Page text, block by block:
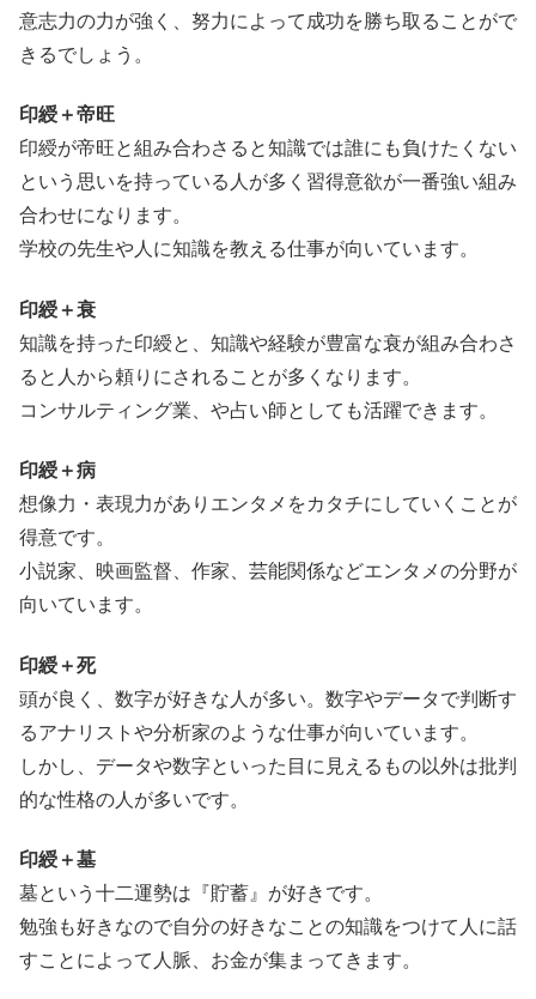
意志力の力が強く、努力によって成功を勝ち取ることがで
きるでしょう。
印綬＋帝旺
印綬が帝旺と組み合わさると知識では誰にも負けたくない
という思いを持っている人が多く習得意欲が一番強い組み
合わせになります。
学校の先生や人に知識を教える仕事が向いています。
印綬＋衰
知識を持った印綬と、知識や経験が豊富な衰が組み合わさ
ると人から頼りにされることが多くなります。
コンサルティング業、や占い師としても活躍できます。
印綬＋病
想像力・表現力がありエンタメをカタチにしていくことが
得意です。
小説家、映画監督、作家、芸能関係などエンタメの分野が
向いています。
印綬＋死
頭が良く、数字が好きな人が多い。数字やデータで判断す
るアナリストや分析家のような仕事が向いています。
しかし、データや数字といった目に見えるもの以外は批判
的な性格の人が多いです。
印綬＋墓
墓という十二運勢は『貯蓄』が好きです。
勉強も好きなので自分の好きなことの知識をつけて人に話
すことによって人脈、お金が集まってきます。